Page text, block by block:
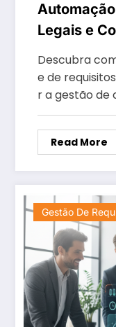
Legais e
Completo
Descubra
e de
r a gestão de
Read More
Gestão De